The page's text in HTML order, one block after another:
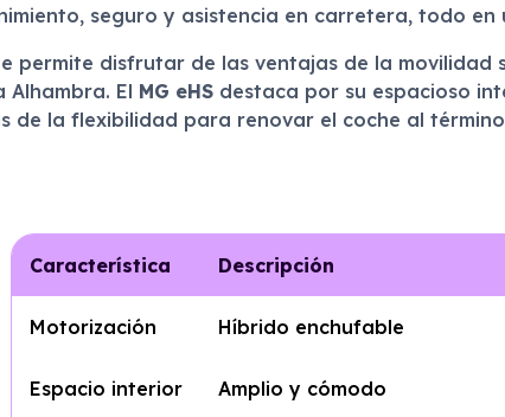
seguro y asistencia en carretera, todo en
permite disfrutar de las ventajas de la
Alhambra. El MG eHSdestaca por su espacioso
de la flexibilidad para renovar el coche al
Característica Descripción
Motorización Híbrido enchufable
Espacio interior Amplio y cómodo